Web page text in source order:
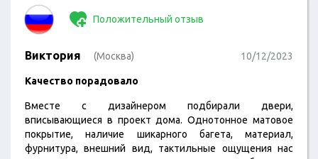
предупредил, пришлось вызванивать самим, так как
менеджер…
Положительный отзыв
Виктория (Москва) 10/12/2023
Качество порадовало
Вместе с дизайнером подбирали двери,
вписывающиеся в проект дома. Однотонное матовое
покрытие, наличие шикарного багета, материал,
фурнитура, внешний вид, тактильные ощущения нас